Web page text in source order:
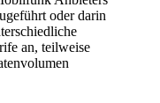
oder darin
an, teilweise